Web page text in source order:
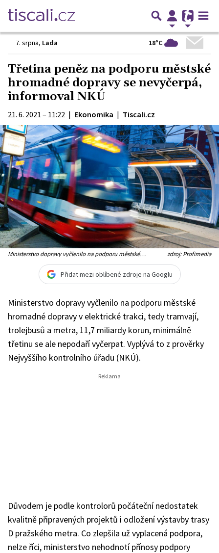
7. srpna, Lada 18°C
Třetina peněz na podporu městské
hromadné dopravy se nevyčerpá,
informoval NKÚ
21. 6. 2021 – 11:22 | Ekonomika | Tiscali.cz
Ministerstvo dopravy vyčlenilo na podporu městské
trolejbusů a metra, 11,7 miliardy korun
zdroj: Profimedia
Přidat mezi oblíbené zdroje na Googlu
Ministerstvo dopravy vyčlenilo na podporu městské
hromadné dopravy v elektrické trakci, tedy tramvají,
trolejbusů a metra, 11,7 miliardy korun, minimálně
třetinu se ale nepodaří vyčerpat. Vyplývá to z prověrky
Nejvyššího kontrolního úřadu (NKÚ).
Důvodem je podle kontrolorů počáteční nedostatek
kvalitně připravených projektů i odložení výstavby trasy
D pražského metra. Co zlepšila už vyplacená podpora,
nelze říci, ministerstvo nehodnotí přínosy podpory